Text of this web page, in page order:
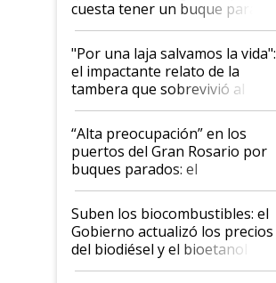
cuesta tener un buque parado
y el peligro de que Argentina
pase a ser "país sucio"
"Por una laja salvamos la vida":
el impactante relato de la
tambera que sobrevivió al
tornado
“Alta preocupación” en los
puertos del Gran Rosario por
buques parados: el
funcionamiento de las
exportadoras en tensión tras
la medida de fuerza de los
prácticos
Suben los biocombustibles: el
Gobierno actualizó los precios
del biodiésel y el bioetanol